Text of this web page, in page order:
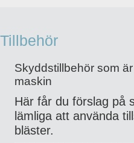
Tillbehör
Skyddstillbehör som
maskin
Här får du förslag på
lämliga att använda
bläster.